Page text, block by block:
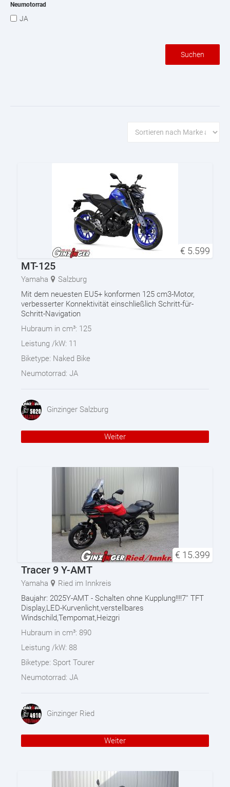
Neumotorrad
JA
Suchen
€ 5.599
MT-125
Yamaha
Salzburg
Mit dem neuesten EU5+ konformen 125 cm3-Motor,
verbesserter Konnektivität einschließlich Schritt-für-
Schritt-Navigation
Hubraum in cm³: 125
Leistung /kW: 11
Biketype: Naked Bike
Neumotorrad: JA
Ginzinger Salzburg
Weiter
€ 15.399
Tracer 9 Y-AMT
Yamaha
Ried im Innkreis
Baujahr: 2025Y-AMT - Schalten ohne Kupplung!!!!7'' TFT
Display,LED-Kurvenlicht,verstellbares
Windschild,Tempomat,Heizgri
Hubraum in cm³: 890
Leistung /kW: 88
Biketype: Sport Tourer
Neumotorrad: JA
Ginzinger Ried
Weiter